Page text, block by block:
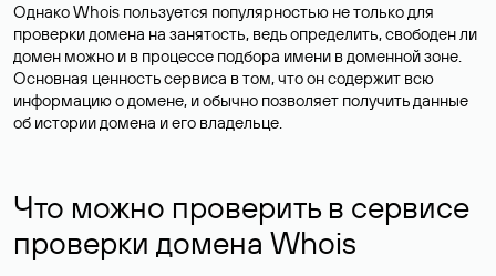
Однако Whois пользуется популярностью не только для
проверки домена на занятость, ведь определить, свободен ли
домен можно и в процессе подбора имени в доменной зоне.
Основная ценность сервиса в том, что он содержит всю
информацию о домене, и обычно позволяет получить данные
об истории домена и его владельце.
Что можно проверить в сервисе
проверки домена Whois